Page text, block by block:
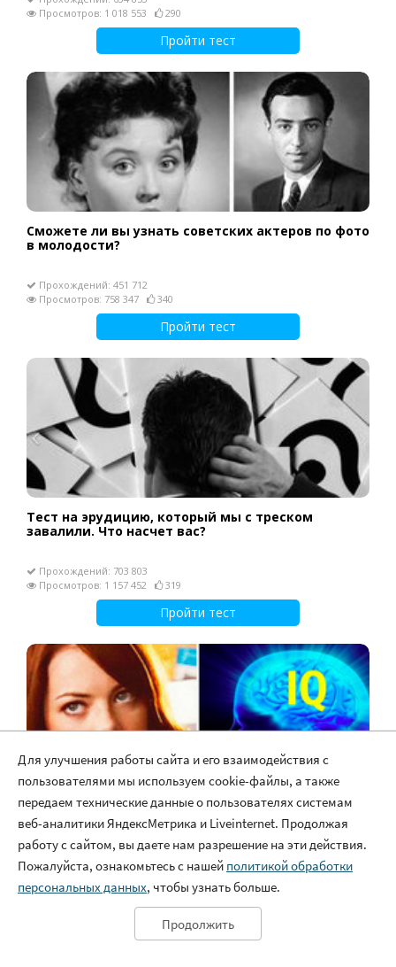
Для улучшения работы сайта и его взаимодействия с
пользователями мы используем cookie-файлы, а также
передаем технические данные о пользователях системам
веб-аналитики ЯндексМетрика и Liveinternet. Продолжая
работу с сайтом, вы даете нам разрешение на эти действия.
Пожалуйста, ознакомьтесь с нашей политикой обработки
персональных данных, чтобы узнать больше.
Продолжить